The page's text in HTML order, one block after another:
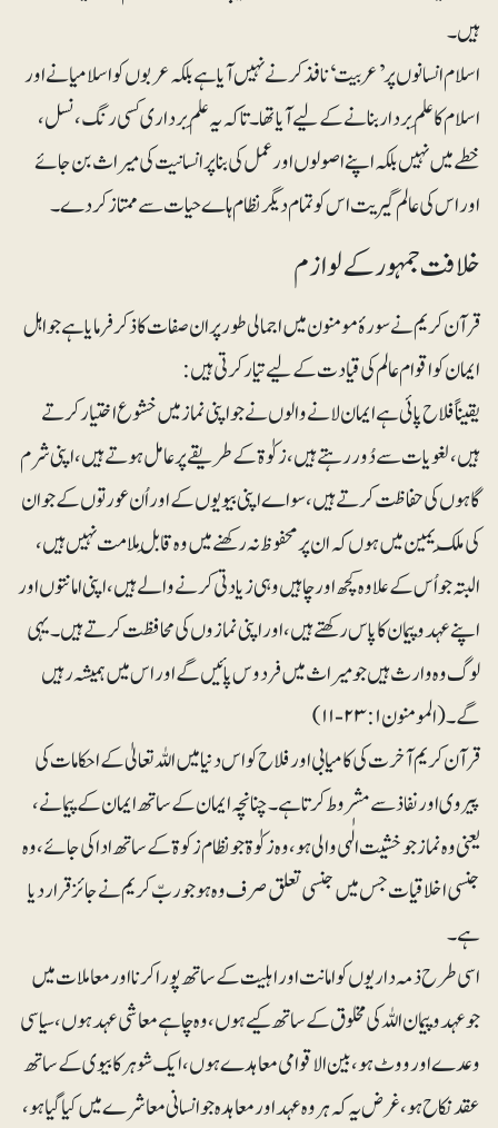
ہیں۔
اسلام انسانوں پر ’عربیت‘نافذ کرنے نہیں آیا ہے بلکہ عربوں کو اسلامیانے اور
اسلام کا علَم بردار بنانے کے لیے آیا تھا ۔تاکہ یہ علَم برداری کسی رنگ ، نسل،
خطے میں نہیں بلکہ اپنے اصولوں اور عمل کی بنا پر انسانیت کی میراث بن جائے
اور اس کی عالم گیریت اس کو تمام دیگر نظام ہاے حیات سے ممتاز کر دے۔
خلافت جمہور کے لوازم
قرآن کریم نے سورۂ مومنون میں اجمالی طور پر ان صفات کا ذکر فرمایا ہے جو اہل
ایمان کو اقوام عالم کی قیادت کے لیے تیار کرتی ہیں:
یقیناً فلاح پائی ہے ایمان لانے والوں نے جو اپنی نماز میں خشوع اختیار کرتے
ہیں، لغویات سے دُور رہتے ہیں، زکوٰۃ کے طریقے پر عامل ہوتے ہیں، اپنی شرم
گاہوں کی حفاظت کرتے ہیں، سواے اپنی بیویوں کے اور اُن عورتوں کے جو ان
کی مِلکِ یمین میں ہوں کہ ان پر محفوظ نہ رکھنے میں وہ قابلِ ملامت نہیں ہیں،
البتہ جو اُس کے علاوہ کچھ اور چاہیں وہی زیادتی کرنے والے ہیں، اپنی امانتوں اور
اپنے عہدوپیمان کا پاس رکھتے ہیں، اور اپنی نمازوں کی محافظت کرتے ہیں۔ یہی
لوگ وہ وارث ہیں جو میراث میں فردوس پائیں گے اور اس میں ہمیشہ رہیں
گے۔ (المومنون ۲۳:۱-۱۱)
قرآن کریم آخرت کی کامیابی اور فلاح کو اس دنیا میں اللہ تعالیٰ کے احکامات کی
پیروی اور نفاذ سے مشروط کرتا ہے ۔چنانچہ ایمان کے ساتھ ایمان کے پیمانے،
یعنی وہ نماز جو خشیت الٰہی والی ہو، وہ زکوٰۃ جو نظام زکوۃ کے ساتھ ادا کی جائے ، وہ
جنسی اخلاقیات جس میں جنسی تعلق صرف وہ ہو جو ربّ کریم نے جائز قرار دیا
ہے ۔
اسی طرح ذمہ داریوں کو امانت اور اہلیت کے ساتھ پورا کرنا اور معاملات میں
جو عہد و پیمان اللہ کی مخلوق کے ساتھ کیےہوں، وہ چاہے معاشی عہد ہوں، سیاسی
وعدے اور ووٹ ہو ، بین الاقوامی معاہدے ہوں ، ایک شوہر کا بیوی کے ساتھ
عقد نکاح ہو، غرض یہ کہ ہر وہ عہد اور معاہدہ جو انسانی معاشرے میں کیا گیا ہو،